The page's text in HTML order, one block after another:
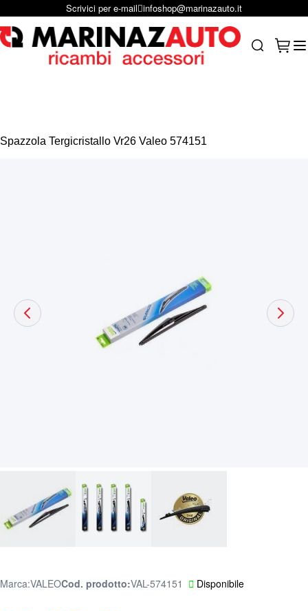
Salta al contenutoScrivici per e-mail infoshop@marinazauto.it
Spazzola Tergicristallo Vr26 Valeo 574151
Disponibile
Marca:VALEOCod. prodotto VAL-574151